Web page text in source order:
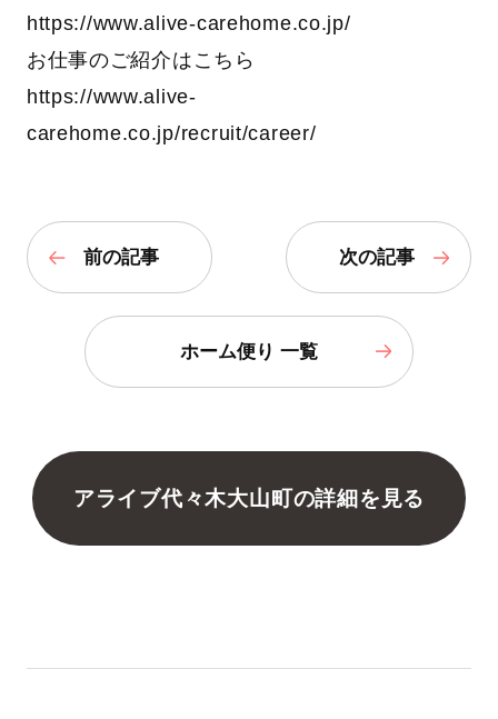
https://www.alive-carehome.co.jp/
お仕事のご紹介はこちら
https://www.alive-
carehome.co.jp/recruit/career/
前の記事 次の記事
ホーム便り 一覧
アライブ代々木大山町の詳細を見る